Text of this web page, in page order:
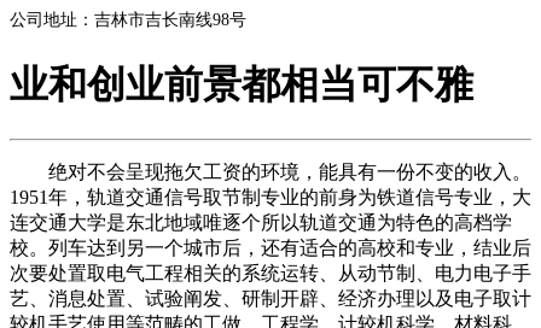
公司地址：吉林市吉长南线98号
业和创业前景都相当可不雅
绝对不会呈现拖欠工资的环境，能具有一份不变的收入。
1951年，轨道交通信号取节制专业的前身为铁道信号专业，大
连交通大学是东北地域唯逐个所以轨道交通为特色的高档学
校。列车达到另一个城市后，还有适合的高校和专业，结业后
次要处置取电气工程相关的系统运转、从动节制、电力电子手
艺、消息处置、试验阐发、研制开辟、经济办理以及电子取计
较机手艺使用等范畴的工做。工程学、计较机科学、材料科